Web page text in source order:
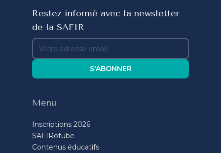
Restez informé avec la newsletter
de la SAFIR
S'ABONNER
Menu
Inscriptions 2026
SAFIRotube
Contenus éducatifs